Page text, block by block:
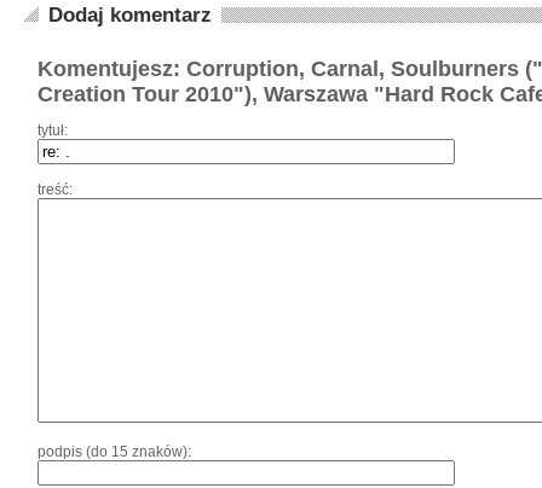
Dodaj komentarz
Komentujesz: Corruption, Carnal, Soulburners
Creation Tour 2010"), Warszawa "Hard Rock
tytuł:
treść:
podpis (do 15 znaków):